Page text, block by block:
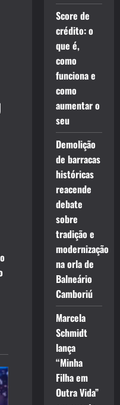
Score de
crédito: o
que é,
como
funciona e
como
aumentar o
seu
Demolição
de barracas
históricas
reacende
debate
sobre
tradição e
modernização
na orla de
Balneário
Camboriú
Marcela
Schmidt
lança
“Minha
Filha em
Outra Vida”